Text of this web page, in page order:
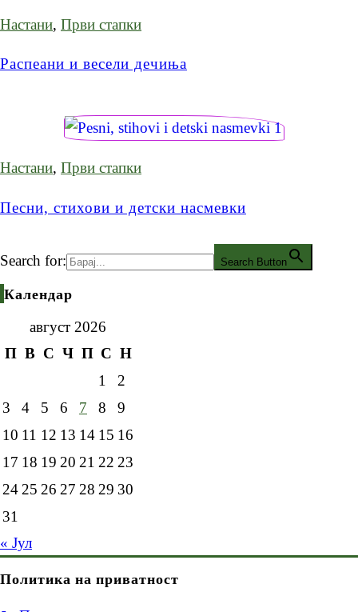
Настани, Први стапки
Распеани и весели дечиња
Настани, Први стапки
Песни, стихови и детски насмевки
Search for: Search Button
Календар
август 2026
П В С Ч П С Н
1
2
3
4 5 6 7 8
9
10 11 12 13 14 15 16
17 18 19 20 21 22 23
24 25 26 27 28 29 30
31
« Јул
Политика на приватност